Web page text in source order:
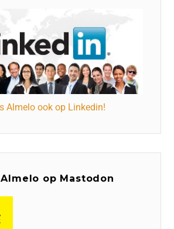
Almelo ook op Linkedin!
op Mastodon